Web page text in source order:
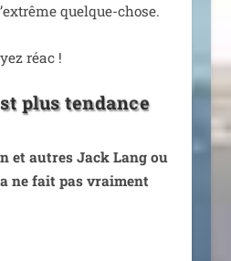
quelque-chose.
réac !
plus tendance
et autres Jack Lang ou
ne fait pas vrai­ment